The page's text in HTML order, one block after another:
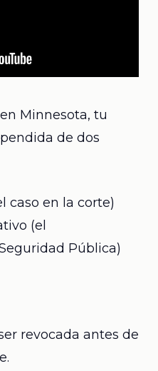
en Minnesota, tu
de dos
caso en la corte)
(el
Pública)
revocada antes de